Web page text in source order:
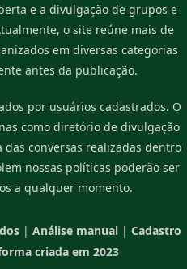
e a divulgação de grupos e
o site reúne mais de
em diversas categorias
antes da publicação.
por usuários cadastrados. O
como diretório de divulgação
conversas realizadas dentro
nossas políticas poderão ser
a qualquer momento.
| Análise manual| Cadastro
criada em 2023